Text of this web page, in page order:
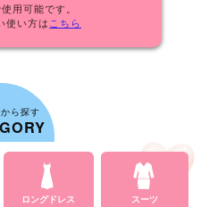
用可能です。
使い方はこちら
ら探す
ロングドレス スーツ